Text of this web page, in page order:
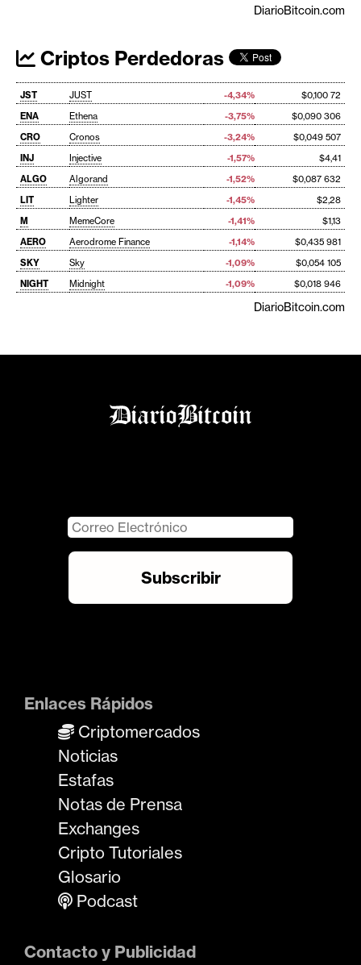
DiarioBitcoin.com
Criptos Perdedoras
JST JUST -4,34%
$0,100 72
ENA
Ethena -3,75%
$0,090 306
CRO
Cronos -3,24%
$0,049 507
INJ
Injective -1,57%
$4,41
ALGO
Algorand -1,52%
$0,087 632
LIT
Lighter -1,45%
$2,28
M
MemeCore -1,41%
$1,13
AERO
Aerodrome Finance -1,14%
$0,435 981
SKY
Sky -1,09%
$0,054 105
NIGHT
Midnight -1,09% $0,018 946
DiarioBitcoin.com
Enlaces Rápidos
Criptomercados
Noticias
Estafas
Notas de Prensa
Exchanges
Cripto Tutoriales
Glosario
Podcast
Contacto y Publicidad